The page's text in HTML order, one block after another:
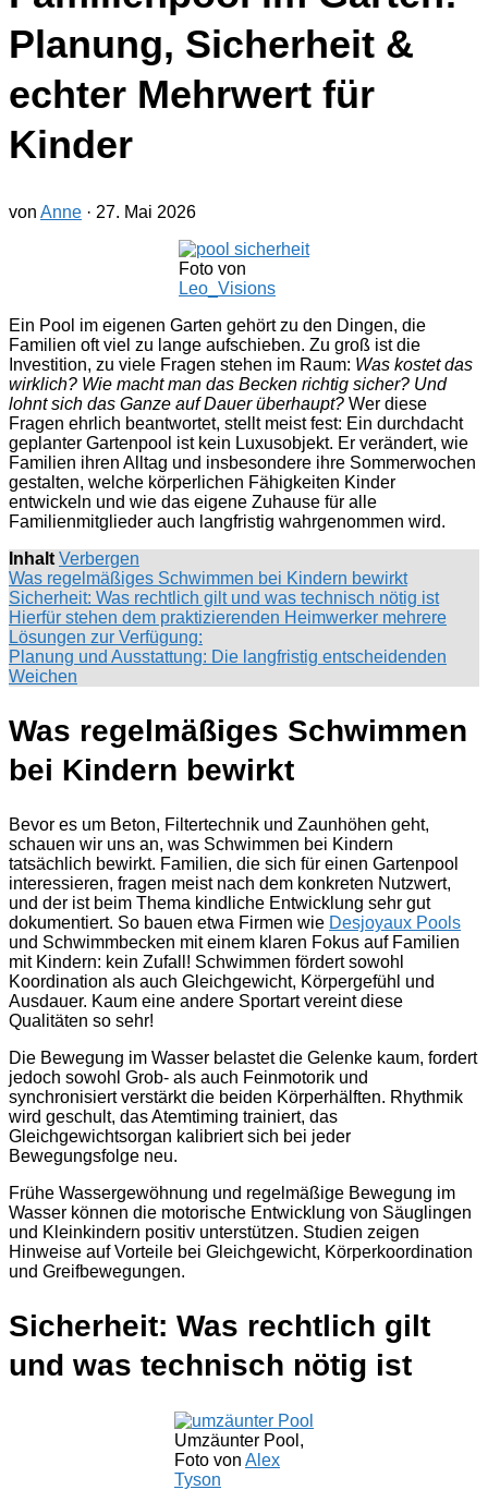
Planung, Sicherheit &
echter Mehrwert für
Kinder
von Anne · 27. Mai 2026
Foto von
Leo_Visions
Ein Pool im eigenen Garten gehört zu den Dingen, die
Familien oft viel zu lange aufschieben. Zu groß ist die
Investition, zu viele Fragen stehen im Raum: Was kostet das
wirklich? Wie macht man das Becken richtig sicher? Und
lohnt sich das Ganze auf Dauer überhaupt? Wer diese
Fragen ehrlich beantwortet, stellt meist fest: Ein durchdacht
geplanter Gartenpool ist kein Luxusobjekt. Er verändert, wie
Familien ihren Alltag und insbesondere ihre Sommerwochen
gestalten, welche körperlichen Fähigkeiten Kinder
entwickeln und wie das eigene Zuhause für alle
Familienmitglieder auch langfristig wahrgenommen wird.
Inhalt Verbergen
Was regelmäßiges Schwimmen bei Kindern bewirkt
Sicherheit: Was rechtlich gilt und was technisch nötig ist
Hierfür stehen dem praktizierenden Heimwerker mehrere
Lösungen zur Verfügung:
Planung und Ausstattung: Die langfristig entscheidenden
Weichen
Was regelmäßiges Schwimmen
bei Kindern bewirkt
Bevor es um Beton, Filtertechnik und Zaunhöhen geht,
schauen wir uns an, was Schwimmen bei Kindern
tatsächlich bewirkt. Familien, die sich für einen Gartenpool
interessieren, fragen meist nach dem konkreten Nutzwert,
und der ist beim Thema kindliche Entwicklung sehr gut
dokumentiert. So bauen etwa Firmen wie Desjoyaux Pools
und Schwimmbecken mit einem klaren Fokus auf Familien
mit Kindern: kein Zufall! Schwimmen fördert sowohl
Koordination als auch Gleichgewicht, Körpergefühl und
Ausdauer. Kaum eine andere Sportart vereint diese
Qualitäten so sehr!
Die Bewegung im Wasser belastet die Gelenke kaum, fordert
jedoch sowohl Grob- als auch Feinmotorik und
synchronisiert verstärkt die beiden Körperhälften. Rhythmik
wird geschult, das Atemtiming trainiert, das
Gleichgewichtsorgan kalibriert sich bei jeder
Bewegungsfolge neu.
Frühe Wassergewöhnung und regelmäßige Bewegung im
Wasser können die motorische Entwicklung von Säuglingen
und Kleinkindern positiv unterstützen. Studien zeigen
Hinweise auf Vorteile bei Gleichgewicht, Körperkoordination
und Greifbewegungen.
Sicherheit: Was rechtlich gilt
und was technisch nötig ist
Umzäunter Pool,
Foto von Alex
Tyson